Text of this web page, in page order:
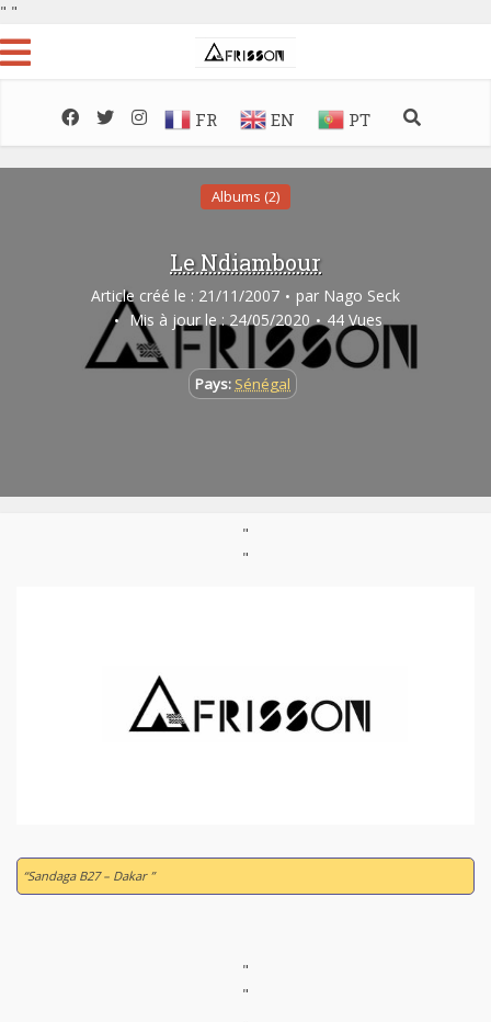
" "
FR EN PT
Albums (2)
Le Ndiambour
Article créé le : 21/11/2007 par Nago Seck
Mis à jour le : 24/05/2020
44 Vues
Pays: Sénégal
"
"
“Sandaga B27 – Dakar ”
"
"